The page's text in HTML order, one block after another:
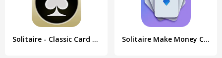
Solitaire - Classic Card Games Solitaire Make Money Crypto